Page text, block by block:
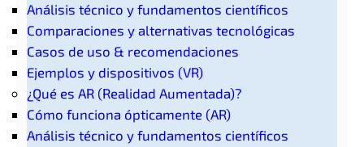
Análisis técnico y fundamentos científicos
Comparaciones y alternativas tecnológicas
Casos de uso & recomendaciones
Ejemplos y dispositivos (VR)
¿Qué es AR (Realidad Aumentada)?
Cómo funciona ópticamente (AR)
Análisis técnico y fundamentos científicos